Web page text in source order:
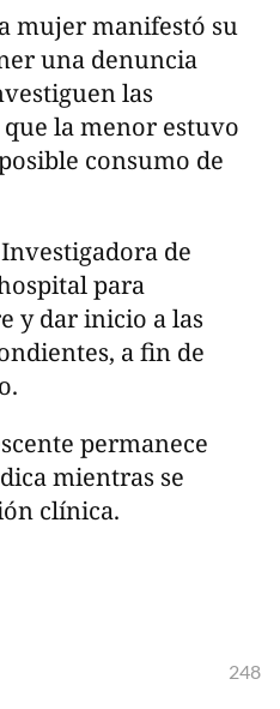
mujer manifestó su
una denuncia
las
la menor estuvo
consumo de
de
para
y dar inicio a las
a fin de
permanece
mientras se
clínica.
248